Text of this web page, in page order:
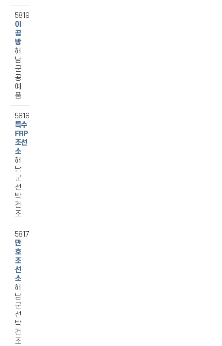
5819
이
공
방
해
남
군
공
예
품
5818
특수
FRP
조선
소
해
남
군
선
박
건
조
5817
만
호
조
선
소
해
남
군
선
박
건
조